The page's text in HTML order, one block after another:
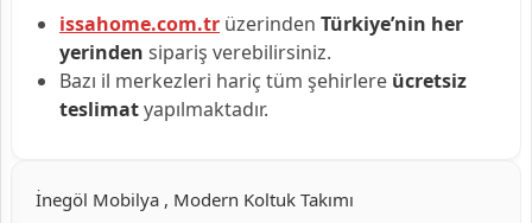
issahome.com.tr üzerinden Türkiye’nin her
yerinden sipariş verebilirsiniz.
Bazı il merkezleri hariç tüm şehirlere ücretsiz
teslimatyapılmaktadır.
İnegöl Mobilya , Modern Koltuk Takımı